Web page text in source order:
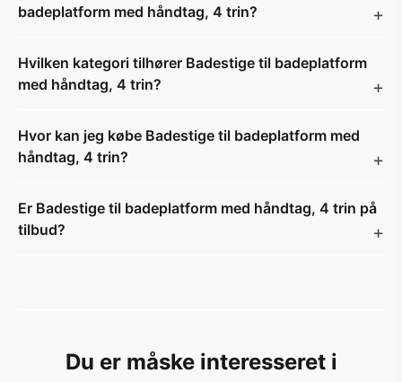
badeplatform med håndtag, 4 trin?
Hvilken kategori tilhører Badestige til badeplatform
med håndtag, 4 trin?
Hvor kan jeg købe Badestige til badeplatform med
håndtag, 4 trin?
Er Badestige til badeplatform med håndtag, 4 trin på
tilbud?
Du er måske interesseret i